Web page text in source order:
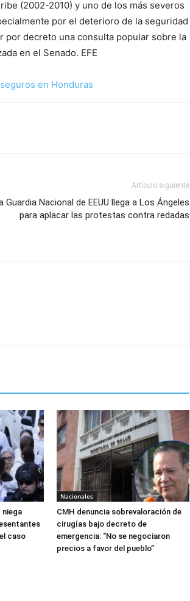
(2002-2010) y uno de los más severos
por el deterioro de la seguridad
por decreto una consulta popular sobre la
en el Senado. EFE
en Honduras
Artículo siguiente
Guardia Nacional de EEUU llega a Los Ángeles
para aplacar las protestas contra redadas
niega
caso
Nacionales
CMH denuncia sobrevaloración de
cirugías bajo decreto de
emergencia: “No se negociaron
precios a favor del pueblo”